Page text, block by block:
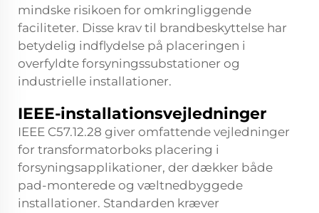
mindske risikoen for omkringliggende
faciliteter. Disse krav til brandbeskyttelse har
betydelig indflydelse på placeringen i
overfyldte forsyningssubstationer og
industrielle installationer.
IEEE-installationsvejledninger
IEEE C57.12.28 giver omfattende vejledninger
for transformatorboks placering i
forsyningsapplikationer, der dækker både
pad-monterede og væltnedbyggede
installationer. Standarden kræver